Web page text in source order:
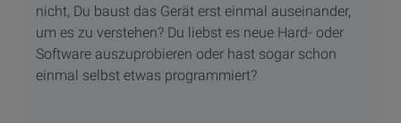
nicht, Du baust das Gerät erst einmal auseinander,
um es zu verstehen? Du liebst es neue Hard- oder
Software auszuprobieren oder hast sogar schon
einmal selbst etwas programmiert?